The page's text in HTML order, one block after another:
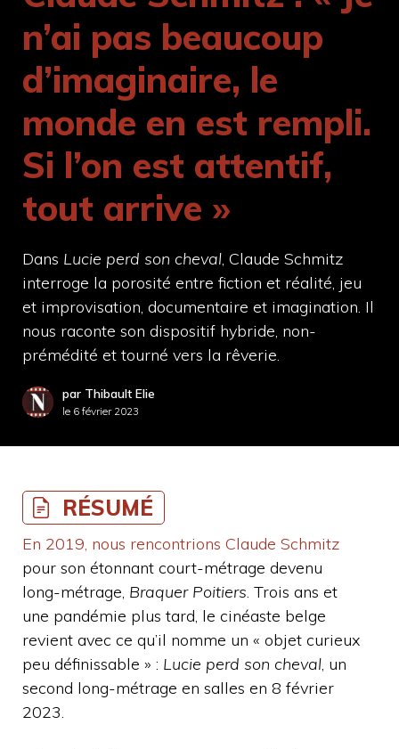
n’ai pas beaucoup
d’imaginaire, le
monde en est rempli.
Si l’on est attentif,
tout arrive »
Dans Lucie perd son cheval, Claude Schmitz
interroge la porosité entre fiction et réalité, jeu
et improvisation, documentaire et imagination. Il
nous raconte son dispositif hybride, non-
prémédité et tourné vers la rêverie.
par Thibault Elie
le 6 février 2023
RÉSUMÉ
En 2019, nous rencontrions Claude Schmitz
pour son étonnant court-métrage devenu
long-métrage, Braquer Poitiers. Trois ans et
une pandémie plus tard, le cinéaste belge
revient avec ce qu’il nomme un « objet curieux
peu définissable » : Lucie perd son cheval, un
second long-métrage en salles en 8 février
2023.